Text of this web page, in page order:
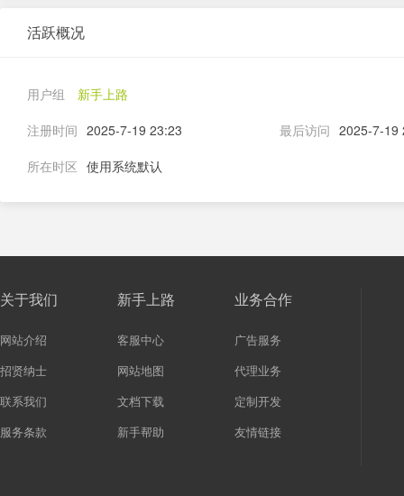
活跃概况
用户组
新手上路
注册时间 2025-7-19 23:23 最后访问 2025-7-19
所在时区 使用系统默认
关于我们
网站介绍
招贤纳士
联系我们
服务条款
新手上路
客服中心
网站地图
文档下载
新手帮助
业务合作
广告服务
代理业务
定制开发
友情链接